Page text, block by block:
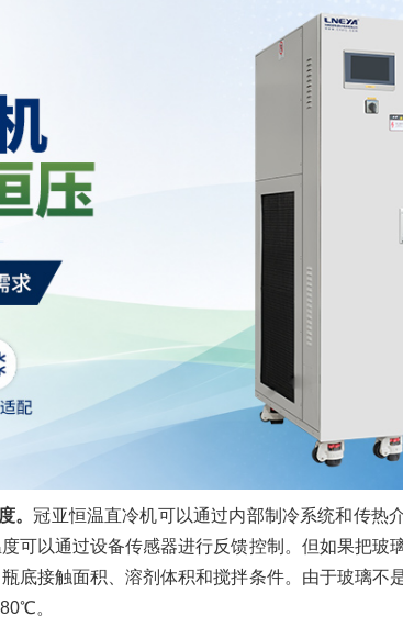
。冠亚恒温直冷机可以通过内部制冷系统和传热
可以通过设备传感器进行反馈控制。但如果把玻
底接触面积、溶剂体积和搅拌条件。由于玻璃不
。